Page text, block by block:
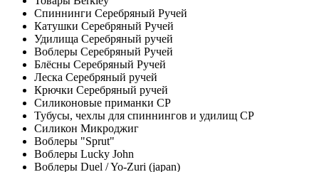
Спиннинги Серебряный Ручей
Катушки Серебряный Ручей
Удилища Серебряный ручей
Воблеры Серебряный Ручей
Блёсны Серебряный Ручей
Леска Серебряный ручей
Крючки Серебряный ручей
Силиконовые приманки СР
Тубусы, чехлы для спиннингов и удилищ СР
Силикон Микроджиг
Воблеры "Sprut"
Воблеры Lucky John
Воблеры Duel / Yo-Zuri (japan)